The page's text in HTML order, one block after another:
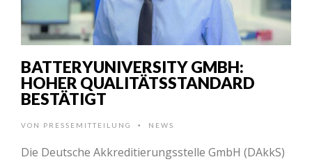
BATTERYUNIVERSITY GMBH:
HOHER QUALITÄTSSTANDARD
BESTÄTIGT
VON PRESSEMITTEILUNG • NEWS
Die Deutsche Akkreditierungsstelle GmbH (DAkkS)